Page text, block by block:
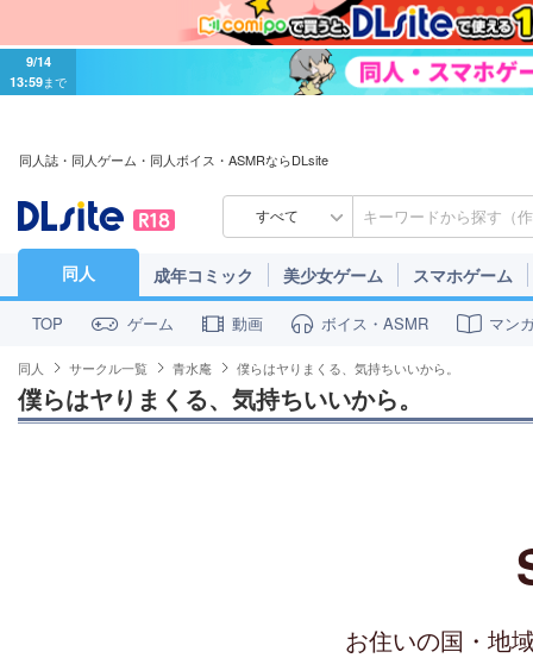
9/14
13:59まで
同人誌・同人ゲーム・同人ボイス・ASMRならDLsite
すべて
同人 成年コミック 美少女ゲーム スマホゲーム
TOP ゲーム 動画 ボイス・ASMR マン
同人 サークル一覧 青水庵 僕らはヤりまくる、気持ちいいから。
僕らはヤりまくる、気持ちいいから。
お住いの国・地